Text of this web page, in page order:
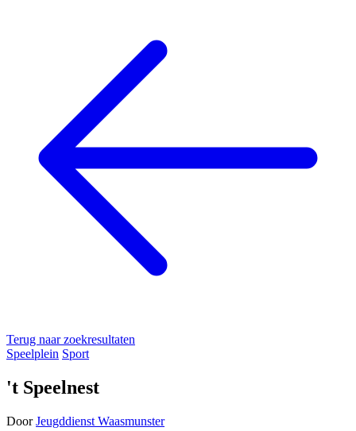
Terug naar zoekresultaten
Speelplein Sport
't Speelnest
Door Jeugddienst Waasmunster